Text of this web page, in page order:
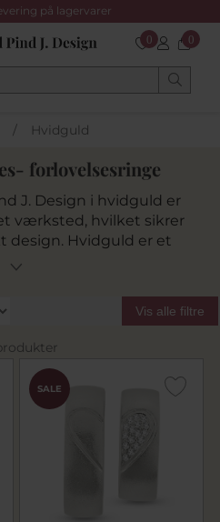
på lagervarer
0 0
/ Hvidguld
forlovelsesringe
J. Design i hvidguld er
værksted, hvilket sikrer
design. Hvidguld er et
valg, der fremhæver
der symboliserer evig
online og få personlig
personale. Find
Vis alle filtre
SALE